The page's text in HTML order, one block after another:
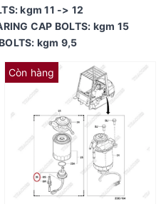
kgm 11 -> 12
CAP BOLTS: kgm 15
kgm 9,5
Còn hàng